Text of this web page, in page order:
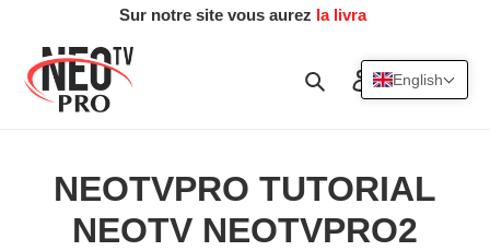
English
content
Sur notre site vous aurezla livraiso
SearchLog inCart
NEOTVPRO TUTORIAL
NEOTV NEOTVPRO2